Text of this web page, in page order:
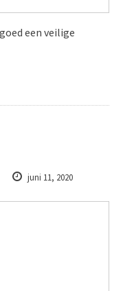
een veilige
juni 11, 2020